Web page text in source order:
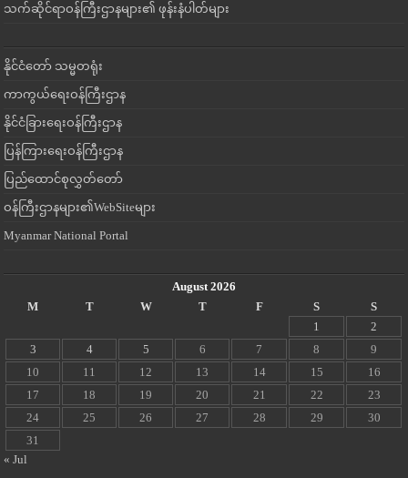
သက်ဆိုင်ရာဝန်ကြီးဌာနများ၏ ဖုန်းနံပါတ်များ
နိုင်ငံတော် သမ္မတရုံး
ကာကွယ်ရေးဝန်ကြီးဌာန
နိုင်ငံခြားရေးဝန်ကြီးဌာန
ပြန်ကြားရေးဝန်ကြီးဌာန
ပြည်ထောင်စုလွှတ်တော်
ဝန်ကြီးဌာနများ၏WebSiteများ
Myanmar National Portal
August 2026
M
T W T F S
S
1
2
3
4 5 6 7 8
9
10
11 12 13 14 15
16
17
18 19 20 21 22
23
24
25 26 27 28 29
30
31
« Jul